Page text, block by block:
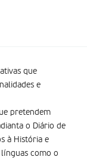
que
e
pretendem
o Diário de
à História e
como o